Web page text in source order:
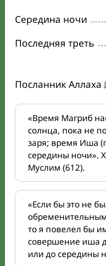
Середина ночи
Последняя треть
«Время Магриб
солнца, пока не
заря; время Иша
середины ночи».
Муслим (612).
«Если бы это не
то я повелел бы
совершение иша
или до середины